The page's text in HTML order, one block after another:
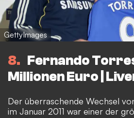
GettyImages
8
Fernando
Millionen Euro |
Der überraschende Wechsel
im Januar 2011 war einer der